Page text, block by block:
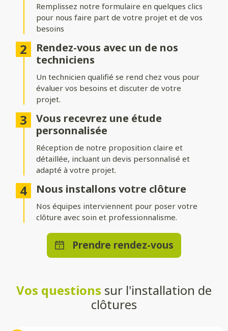
: économique, durable et facile à entretenir.
Bois: naturel et chaleureux, idéal pour un extérieur
authentique.
: robuste et contemporain, avec une touche minérale.
: simple, efficace et modulable selon vos besoins.
Différentes options d’occultation
Selon vos envies et vos besoins, nos clôtures peuvent être :
Pleinement occultantes: pour garantir une intimité
maximale.
Ajourées
: pour laisser passer la lumière tout en délimitant
votre espace.
Brise-vue ou brise-vent: pour allier confort et esthétisme.
Une pose adaptée à votre terrain
Que vous souhaitiez une clôture posée directement au sol ou
Un large choix de teintes et de
Remplissez notre formulaire en quelques clics
pour nous faire part de votre projet et de vos
besoins
Rendez-vous avec un de nos
techniciens
Un technicien qualifié se rend chez vous pour
évaluer vos besoins et discuter de votre
projet.
Vous recevrez une étude
personnalisée
Réception de notre proposition claire et
détaillée, incluant un devis personnalisé et
adapté à votre projet.
Nous installons votre clôture
Nos équipes interviennent pour poser votre
clôture avec soin et professionnalisme.
Prendre rendez-vous
Vos questions sur l'installation de
clôtures